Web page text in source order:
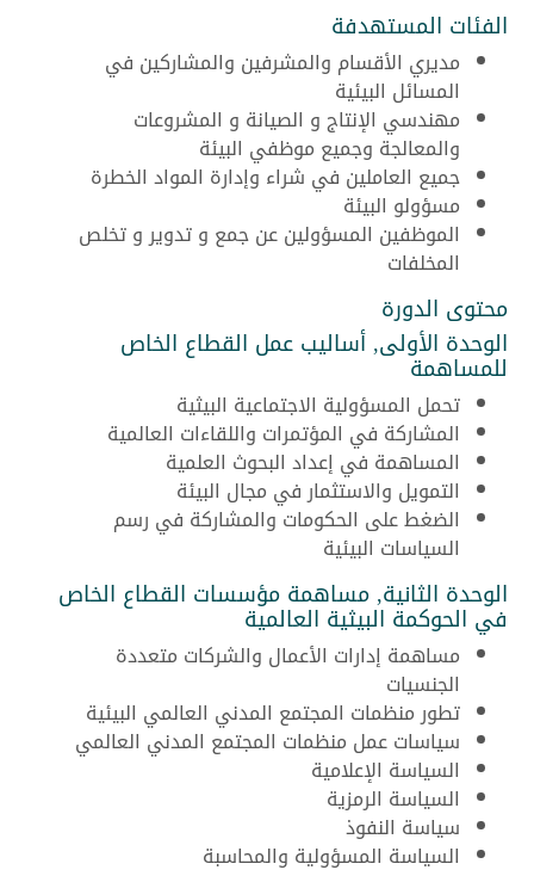
الفئات المستهدفة
مديري الأقسام والمشرفين والمشاركين في
المسائل البيئية
مهندسي الإنتاج و الصيانة و المشروعات
والمعالجة وجميع موظفي البيئة
جميع العاملين في شراء وإدارة المواد الخطرة
مسؤولو البيئة
الموظفين المسؤولين عن جمع و تدوير و تخلص
المخلفات
محتوى الدورة
الوحدة الأولى, أساليب عمل القطاع الخاص
للمساهمة
تحمل المسؤولية الاجتماعية البيثية
المشاركة في المؤتمرات واللقاءات العالمية
المساهمة في إعداد البحوث العلمية
التمويل والاستثمار في مجال البيئة
الضغط على الحكومات والمشاركة في رسم
السياسات البيئية
الوحدة الثانية, مساهمة مؤسسات القطاع الخاص
في الحوكمة البيثية العالمية
مساهمة إدارات الأعمال والشركات متعددة
الجنسيات
تطور منظمات المجتمع المدني العالمي البيئية
سياسات عمل منظمات المجتمع المدني العالمي
السياسة الإعلامية
السياسة الرمزية
سياسة النفوذ
السياسة المسؤولية والمحاسبة